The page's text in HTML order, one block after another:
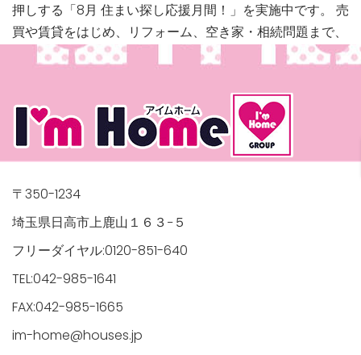
押しする「8月 住まい探し応援月間！」を実施中です。 売
買や賃貸をはじめ、リフォーム、空き家・相続問題まで、
不動産に関するあらゆるご相談に幅広く対応いたしま […]
〒350-1234
埼玉県日高市上鹿山１６３−５
フリーダイヤル:0120-851-640
TEL:042-985-1641
FAX:042-985-1665
im-home@houses.jp